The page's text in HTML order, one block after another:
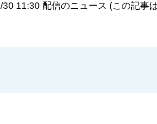
30 11:30 配信のニュース (この記事